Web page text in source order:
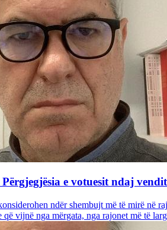
e votuesit ndaj
ndër shembujt më të mirë në
vijnë nga mërgata, nga rajonet më të